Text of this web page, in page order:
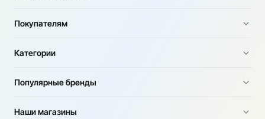
Покупателям
Категории
Популярные бренды
Наши магазины